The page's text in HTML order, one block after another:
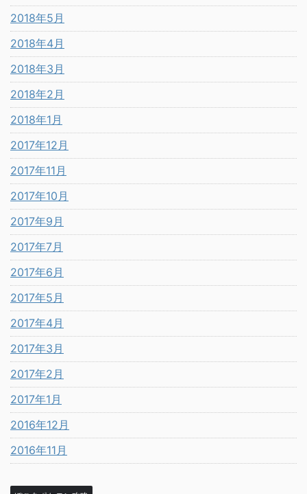
2018年5月
2018年4月
2018年3月
2018年2月
2018年1月
2017年12月
2017年11月
2017年10月
2017年9月
2017年7月
2017年6月
2017年5月
2017年4月
2017年3月
2017年2月
2017年1月
2016年12月
2016年11月